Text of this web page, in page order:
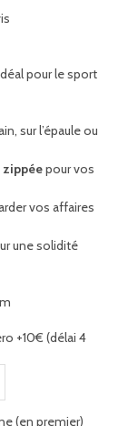
pour le sport
sur l’épaule ou
zippéepour vos
vos affaires
une solidité
+10€ (délai 4
(en premier)